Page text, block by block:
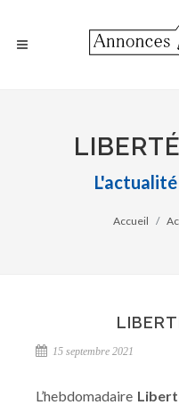
Accueil
15 septembre 2021
L’hebdomadaire